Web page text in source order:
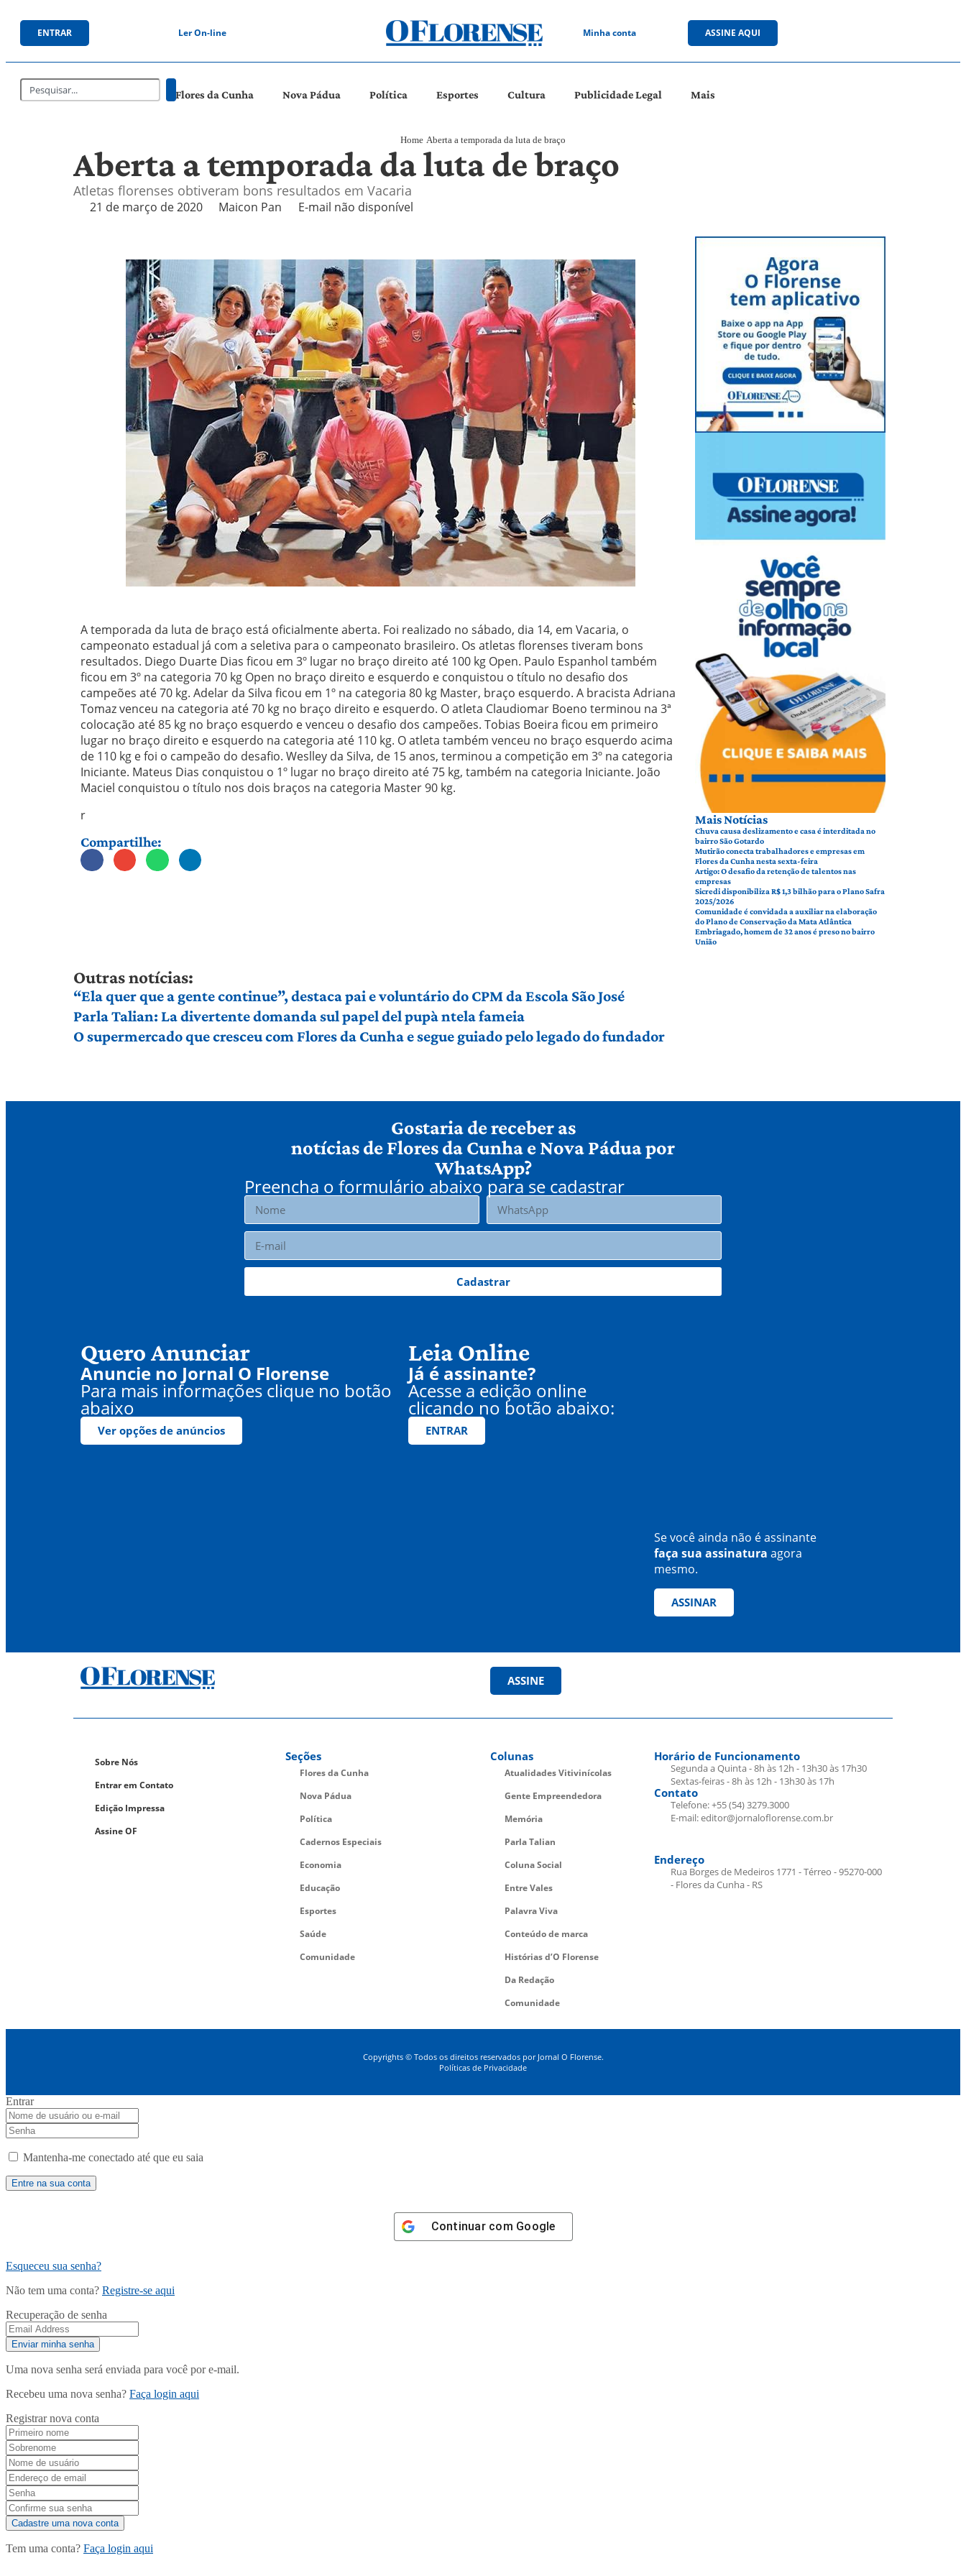
ENTRAR Ler On-line Minha conta ASSINE AQUI
Flores da Cunha Nova Pádua Política Esportes Cultura Publicidade Legal Mais
Home Aberta a temporada da luta de braço
Aberta a temporada da luta de braço
Atletas florenses obtiveram bons resultados em Vacaria
21 de março de 2020 Maicon Pan E-mail não disponível
A temporada da luta de braço está oficialmente aberta. Foi realizado no sábado, dia 14, em Vacaria, o
campeonato estadual já com a seletiva para o campeonato brasileiro. Os atletas florenses tiveram bons
resultados. Diego Duarte Dias ficou em 3º lugar no braço direito até 100 kg Open. Paulo Espanhol também
ficou em 3º na categoria 70 kg Open no braço direito e esquerdo e conquistou o título no desafio dos
campeões até 70 kg. Adelar da Silva ficou em 1º na categoria 80 kg Master, braço esquerdo. A bracista Adriana
Tomaz venceu na categoria até 70 kg no braço direito e esquerdo. O atleta Claudiomar Boeno terminou na 3ª
colocação até 85 kg no braço esquerdo e venceu o desafio dos campeões. Tobias Boeira ficou em primeiro
lugar no braço direito e esquerdo na categoria até 110 kg. O atleta também venceu no braço esquerdo acima
de 110 kg e foi o campeão do desafio. Weslley da Silva, de 15 anos, terminou a competição em 3º na categoria
Iniciante. Mateus Dias conquistou o 1º lugar no braço direito até 75 kg, também na categoria Iniciante. João
Maciel conquistou o título nos dois braços na categoria Master 90 kg.
r
Compartilhe:
Mais Notícias
Chuva causa deslizamento e casa é interditada no
bairro São Gotardo
Mutirão conecta trabalhadores e empresas em
Flores da Cunha nesta sexta-feira
Artigo: O desafio da retenção de talentos nas
empresas
Sicredi disponibiliza R$ 1,3 bilhão para o Plano Safra
2025/2026
Comunidade é convidada a auxiliar na elaboração
do Plano de Conservação da Mata Atlântica
Embriagado, homem de 32 anos é preso no bairro
União
Outras notícias:
“Ela quer que a gente continue”, destaca pai e voluntário do CPM da Escola São José
Parla Talian: La divertente domanda sul papel del pupà ntela fameia
O supermercado que cresceu com Flores da Cunha e segue guiado pelo legado do fundador
Gostaria de receber as
notícias de Flores da Cunha e Nova Pádua por
WhatsApp?
Preencha o formulário abaixo para se cadastrar
Cadastrar
Quero Anunciar
Anuncie no Jornal O Florense
Para mais informações clique no botão
abaixo
Ver opções de anúncios
Leia Online
Já é assinante?
Acesse a edição online
clicando no botão abaixo:
ENTRAR
Se você ainda não é assinante
faça sua assinatura agora
mesmo.
ASSINAR
ASSINE
Sobre Nós
Entrar em Contato
Edição Impressa
Assine OF
Seções
Flores da Cunha
Nova Pádua
Política
Cadernos Especiais
Economia
Educação
Esportes
Saúde
Comunidade
Colunas
Atualidades Vitivinícolas
Gente Empreendedora
Memória
Parla Talian
Coluna Social
Entre Vales
Palavra Viva
Conteúdo de marca
Histórias d’O Florense
Da Redação
Comunidade
Horário de Funcionamento
Segunda a Quinta - 8h às 12h - 13h30 às 17h30
Sextas-feiras - 8h às 12h - 13h30 às 17h
Contato
Telefone: +55 (54) 3279.3000
E-mail: editor@jornaloflorense.com.br
Endereço
Rua Borges de Medeiros 1771 - Térreo - 95270-000
- Flores da Cunha - RS
Copyrights © Todos os direitos reservados por Jornal O Florense.
Políticas de Privacidade
Entrar
Mantenha-me conectado até que eu saia
Continuar com Google
Esqueceu sua senha?
Não tem uma conta? Registre-se aqui
Recuperação de senha
Uma nova senha será enviada para você por e-mail.
Recebeu uma nova senha? Faça login aqui
Registrar nova conta
Tem uma conta? Faça login aqui